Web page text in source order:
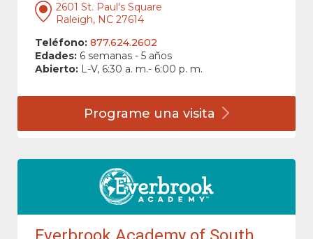
2601 St. Paul's Square
Raleigh, NC 27614
Teléfono: 877.624.2602
Edades: 6 semanas - 5 años
Abierto: L-V, 6:30 a. m.- 6:00 p. m.
Programe una visita